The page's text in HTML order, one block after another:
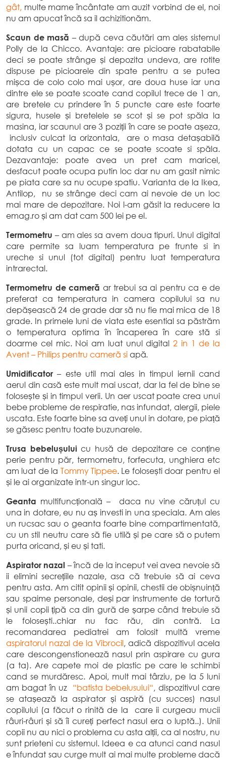
gât, multe mame încântate am auzit vorbind de el, noi
nu am apucat încă sa il achizitionăm.
Scaun de masă – după ceva căutări am ales sistemul
Polly de la Chicco. Avantaje: are picioare rabatabile
deci se poate strânge și depozita undeva, are rotite
dispuse pe picioarele din spate pentru a se putea
mișca de colo colo mai ușor, are doua huse iar una
dintre ele se poate scoate cand copilul trece de 1 an,
are bretele cu prindere în 5 puncte care este foarte
sigura, husele și bretelele se scot și se pot spăla la
masina, iar scaunul are 3 poziții în care se poate așeza,
inclusiv culcat la orizontala, are o masa detașabilă
dotata cu un capac ce se poate scoate si spăla.
Dezavantaje: poate avea un pret cam maricel,
desfacut poate ocupa putin loc dar nu am gasit nimic
pe piata care sa nu ocupe spatiu. Varianta de la Ikea,
Antilop, nu se strânge deci cam ai nevoie de un loc
mai mare de depozitare. Noi l-am găsit la reducere la
emag.ro și am dat cam 500 lei pe el.
Termometru – am ales sa avem doua tipuri. Unul digital
care permite sa luam temperatura pe frunte si in
ureche si unul (tot digital) pentru luat temperatura
intrarectal.
Termometru de cameră ar trebui sa ai pentru ca e de
preferat ca temperatura in camera copilului sa nu
depășească 24 de grade dar să nu fie mai mica de 18
grade. In primele luni de viata este esential sa păstrăm
o temperatura optima în încaperea în care stă si
doarme cel mic. Noi am luat unul digital 2 in 1 de la
Avent – Philips pentru cameră si apă.
Umidificator – este util mai ales in timpul iernii cand
aerul din casă este mult mai uscat, dar la fel de bine se
folosește și in timpul verii. Un aer uscat poate crea unui
bebe probleme de respiratie, nas infundat, alergii, piele
uscata. Este foarte bine sa aveți unul in dotare, pe piață
se găsesc pentru toate buzunarele.
Trusa bebelușuluicu husă de depozitare ce conține
perie pentru păr, termometru, forfecuta, unghiera etc
am luat de la Tommy Tippee. Le folosești doar pentru el
și le ai organizate intr-un singur loc.
Geanta multifuncțională – daca nu vine căruțul cu
una in dotare, eu nu aș investi in una speciala. Am ales
un rucsac sau o geanta foarte bine compartimentată,
cu un stil neutru care să fie utilă și pe care să o putem
purta oricand, și eu și tati.
Aspirator nazal – încă de la inceput vei avea nevoie să
ii elimini secrețiile nazale, asa că trebuie să ai ceva
pentru asta. Am citit opinii și opinii, chestii de obișnuință
sau spaime personale, deși par instrumente de tortură
și unii copii țipă ca din gură de șarpe când trebuie să
le folosești..chiar nu fac rău, din contră. La
recomandarea pediatrei am folosit multă vreme
aspiratorul nazal de la Vibrocil, adică dispozitivul acela
care descongenstionează nasul prin aspirare cu gura
(a ta). Are capete moi de plastic pe care le schimbi
cand se murdăresc. Apoi, mult mai târziu, pe la 5 luni
am bagat în uz “batista bebelusului“, dispozitivul care
se atașează la aspirator și aspiră (cu succes) nasul
copilului (a făcut o rinită de la care ii curgeau mucii
râuri-râuri și să îi cureți perfect nasul era o luptă..). Unii
copii nu au nici o problema cu asta alții, ca al nostru, nu
sunt prieteni cu sistemul. Ideea e ca atunci cand nasul
e înfundat sau curge mult ai mai multe probleme dacă